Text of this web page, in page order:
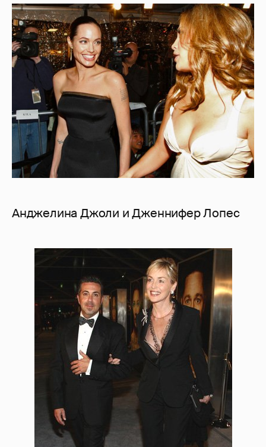
Анджелина Джоли и Дженнифер Лопес